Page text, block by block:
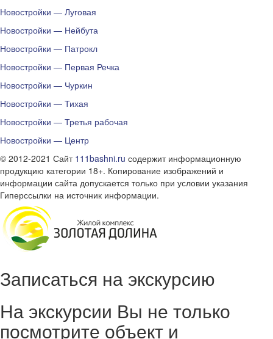
Новостройки — Луговая
Новостройки — Нейбута
Новостройки — Патрокл
Новостройки — Первая Речка
Новостройки — Чуркин
Новостройки — Тихая
Новостройки — Третья рабочая
Новостройки — Центр
© 2012-2021 Сайт 111bashni.ru содержит информационную
продукцию категории 18+. Копирование изображений и
информации сайта допускается только при условии указания
Гиперссылки на источник информации.
Записаться на экскурсию
На экскурсии Вы не только
посмотрите объект и